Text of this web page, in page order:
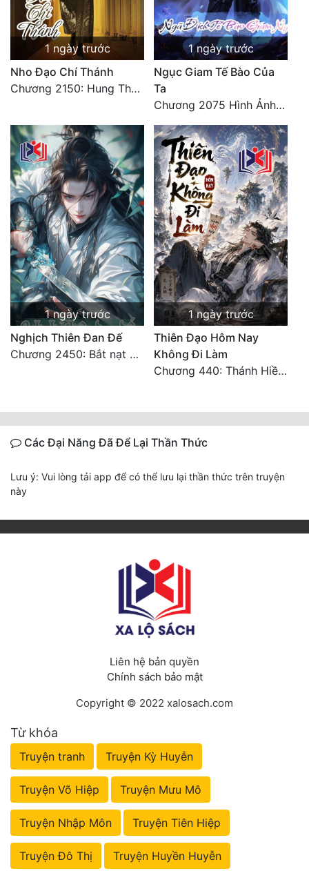
1 ngày trước
Nho Đạo Chí Thánh
Chương 2150: Hung Thụ Nhựa Cây
1 ngày trước
Ngục Giam Tế Bào Của
Ta
Chương 2075 Hình Ảnh Màu Xám
1 ngày trước
Nghịch Thiên Đan Đế
Chương 2450: Bắt nạt kẻ thật thà
1 ngày trước
Thiên Đạo Hôm Nay
Không Đi Làm
Chương 440: Thánh Hiền tề tụ, cháy Nguyên Hỏa chủng (3)
Các Đại Năng Đã Để Lại Thần Thức
Lưu ý: Vui lòng tải app để có thể lưu lại thần thức trên truyện
này
Liên hệ bản quyền
Chính sách bảo mật
Copyright © 2022 xalosach.com
Từ khóa
Truyện tranh Truyện Kỳ Huyễn
Truyện Võ Hiệp Truyện Mưu Mô
Truyện Nhập Môn Truyện Tiên Hiệp
Truyện Đô Thị Truyện Huyền Huyễn